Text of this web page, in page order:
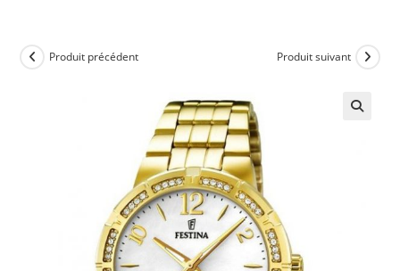
Produit précédent Produit suivant